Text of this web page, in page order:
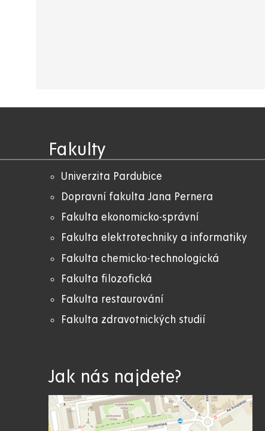
Fakulty
Univerzita Pardubice
Dopravní fakulta Jana Pernera
Fakulta ekonomicko-správní
Fakulta elektrotechniky a informatiky
Fakulta chemicko-technologická
Fakulta filozofická
Fakulta restaurování
Fakulta zdravotnických studií
Jak nás najdete?